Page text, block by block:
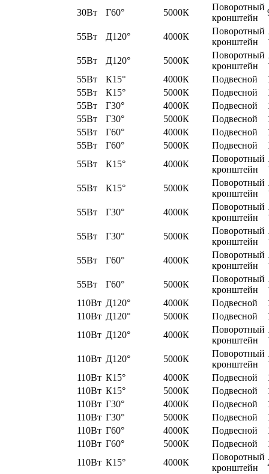
30Вт Г60° 5000К
Поворотный
кронштейн
55Вт Д120° 4000К
Поворотный
кронштейн
55Вт Д120° 5000К
Поворотный
кронштейн
55Вт
К15° 4000К Подвесной
55Вт
К15° 5000К Подвесной
55Вт
Г30° 4000К Подвесной
55Вт
Г30° 5000К Подвесной
55Вт
Г60° 4000К Подвесной
55Вт
Г60° 5000К Подвесной
55Вт
К15° 4000К
Поворотный
кронштейн
55Вт К15° 5000К
Поворотный
кронштейн
55Вт Г30° 4000К
Поворотный
кронштейн
55Вт Г30° 5000К
Поворотный
кронштейн
55Вт Г60° 4000К
Поворотный
кронштейн
55Вт Г60° 5000К
Поворотный
кронштейн
110Вт Д120° 4000К Подвесной
110Вт Д120° 5000К Подвесной
110Вт Д120° 4000К
Поворотный
кронштейн
110Вт Д120° 5000К
Поворотный
кронштейн
110Вт К15° 4000К Подвесной
110Вт К15° 5000К Подвесной
110Вт Г30° 4000К Подвесной
110Вт Г30° 5000К Подвесной
110Вт Г60° 4000К Подвесной
110Вт Г60° 5000К Подвесной
110Вт К15° 4000К
Поворотный
кронштейн